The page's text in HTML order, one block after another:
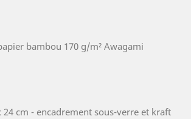
bambou 170 g/m² Awagami
cm - encadrement sous-verre et kraft